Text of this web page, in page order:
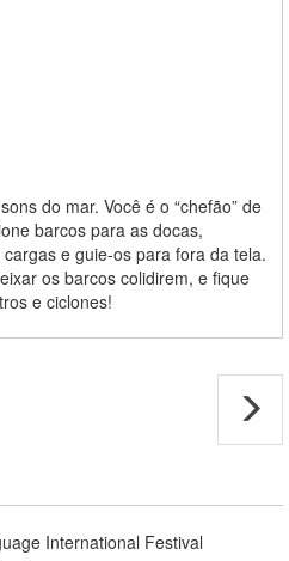
do mar. Você é o “chefão” de
barcos para as docas,
e guie-os para fora da tela.
os barcos colidirem, e fique
e ciclones!
International Festival